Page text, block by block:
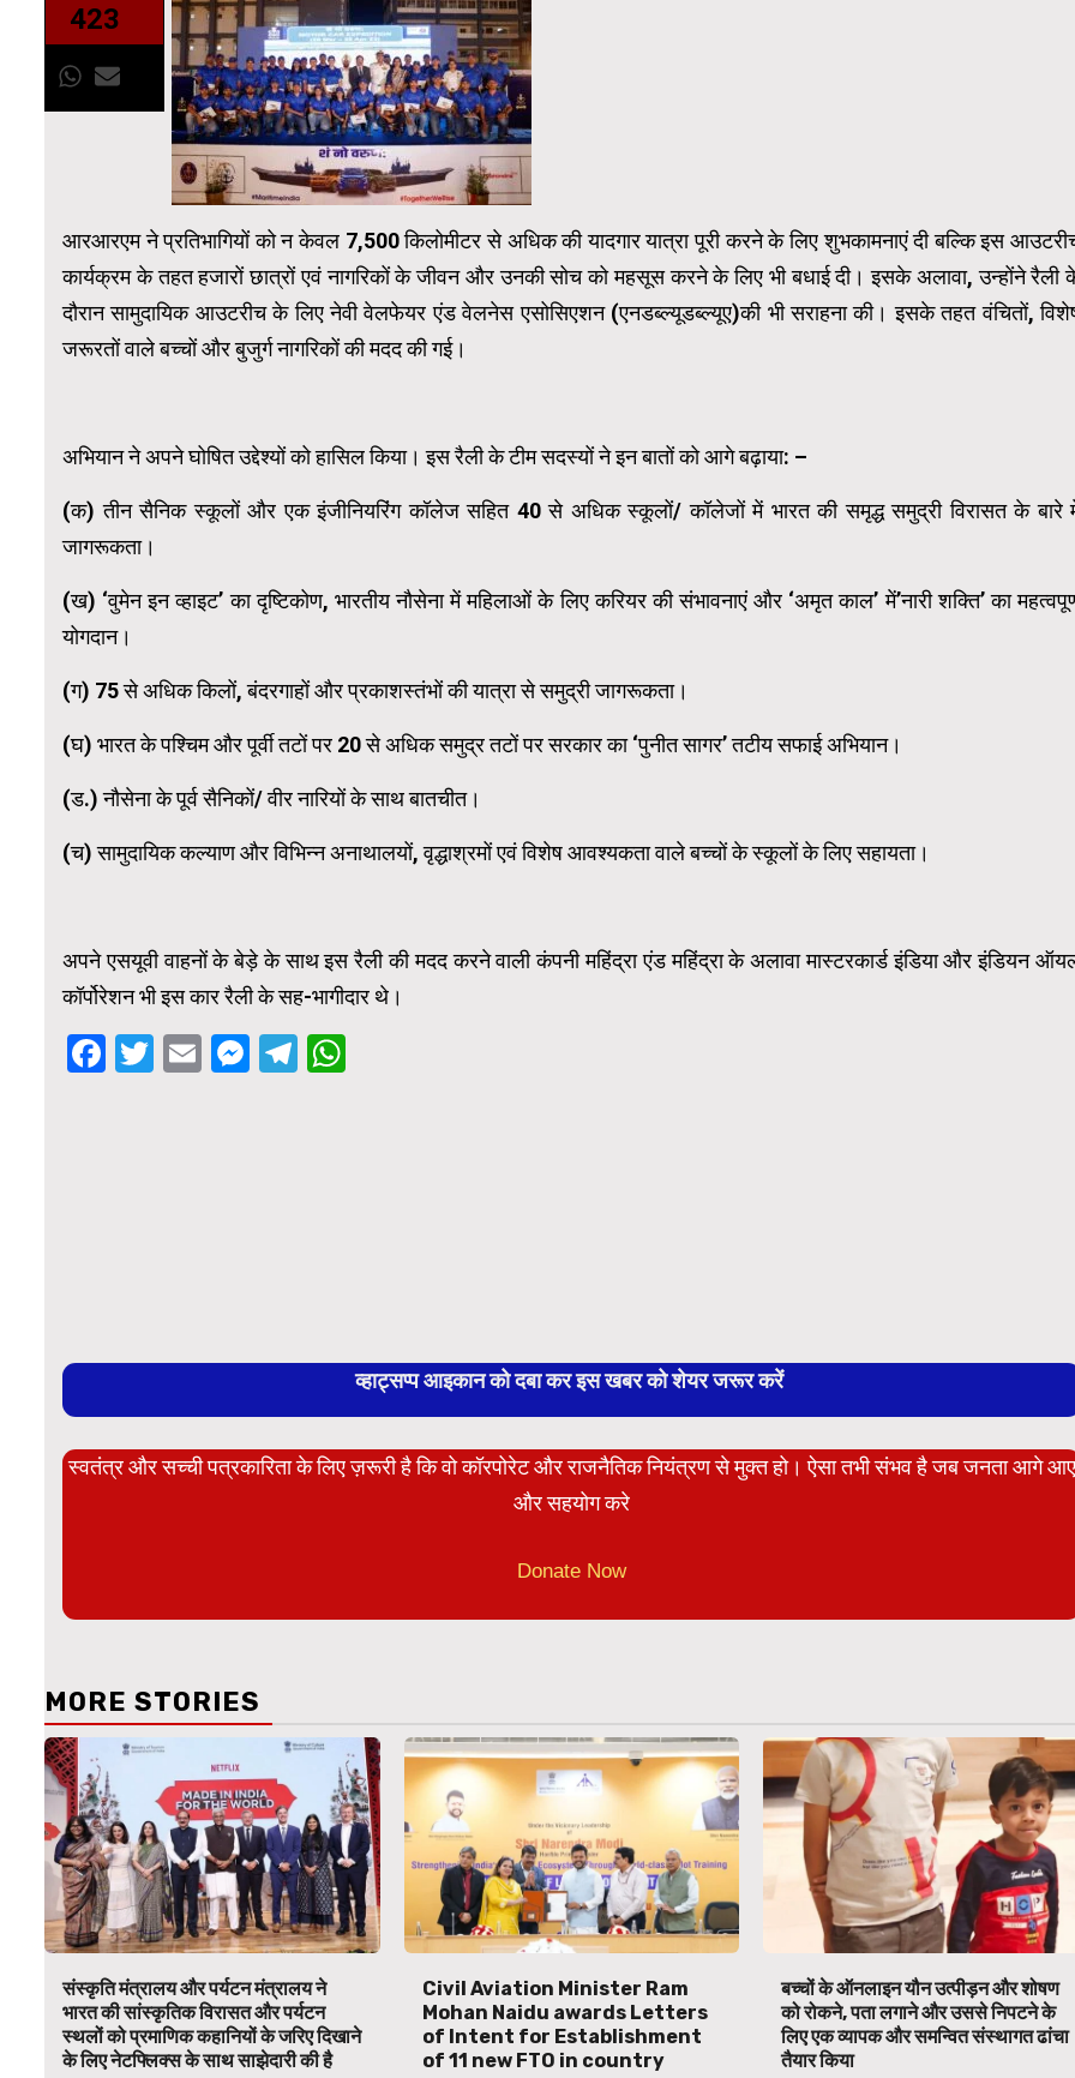
423
आरआरएम ने प्रतिभागियों को न केवल 7,500 किलोमीटर से अधिक की यादगार यात्रा पूरी करने के लिए शुभकामनाएं दी बल्कि इस
कार्यक्रम के तहत हजारों छात्रों एवं नागरिकों के जीवन और उनकी सोच को महसूस करने के लिए भी बधाई दी। इसके अलावा, उन्होंने रैली
दौरान सामुदायिक आउटरीच के लिए नेवी वेलफेयर एंड वेलनेस एसोसिएशन (एनडब्‍ल्‍यूडब्‍ल्‍यूए)की भी सराहना की। इसके तहत वंचितों,
जरूरतों वाले बच्चों और बुजुर्ग नागरिकों की मदद की गई।
अभियान ने अपने घोषित उद्देश्यों को हासिल किया। इस रैली के टीम सदस्यों ने इन बातों को आगे बढ़ाया: –
(क) तीन सैनिक स्कूलों और एक इंजीनियरिंग कॉलेज सहित 40 से अधिक स्कूलों/ कॉलेजों में भारत की समृद्ध समुद्री विरासत के बारे
जागरूकता।
(ख) ‘वुमेन इन व्‍हाइट’ का दृष्टिकोण, भारतीय नौसेना में महिलाओं के लिए करियर की संभावनाएं और ‘अमृत काल’ में’नारी शक्ति’ का
योगदान।
(ग) 75 से अधिक किलों, बंदरगाहों और प्रकाशस्तंभों की यात्रा से समुद्री जागरूकता।
(घ) भारत के पश्चिम और पूर्वी तटों पर 20 से अधिक समुद्र तटों पर सरकार का ‘पुनीत सागर’ तटीय सफाई अभियान।
(ड.) नौसेना के पूर्व सैनिकों/ वीर नारियों के साथ बातचीत।
(च) सामुदायिक कल्‍याण और विभिन्‍न अनाथालयों, वृद्धाश्रमों एवं विशेष आवश्यकता वाले बच्चों के स्‍कूलों के लिए सहायता।
अपने एसयूवी वाहनों के बेड़े के साथ इस रैली की मदद करने वाली कंपनी महिंद्रा एंड महिंद्रा के अलावा मास्टरकार्ड इंडिया और इंडियन
कॉर्पोरेशन भी इस कार रैली के सह-भागीदार थे।
Facebook
Twitter
EmailMessenger
Telegram
व्हाट्सप्प आइकान को दबा कर इस खबर को शेयर जरूर करें
स्वतंत्र और सच्ची पत्रकारिता के लिए ज़रूरी है कि वो कॉरपोरेट और राजनैतिक नियंत्रण से मुक्त हो। ऐसा तभी संभव है जब जनता आगे आए
और सहयोग करे
Donate Now
MORE STORIES
संस्कृति मंत्रालय और पर्यटन मंत्रालय ने
भारत की सांस्कृतिक विरासत और पर्यटन
स्थलों को प्रमाणिक कहानियों के जरिए दिखाने
के लिए नेटफ्लिक्स के साथ साझेदारी की है
Civil Aviation Minister Ram
Mohan Naidu awards Letters
of Intent for Establishment
of 11 new FTO in country
बच्चों के ऑनलाइन यौन उत्पीड़न और शोषण
को रोकने, पता लगाने और उससे निपटने के
लिए एक व्यापक और समन्वित संस्थागत ढांचा
तैयार किया